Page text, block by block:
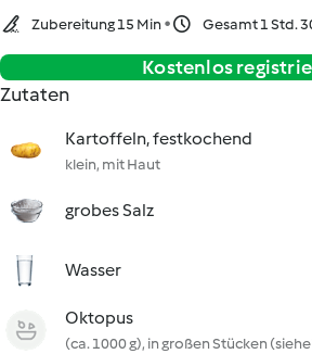
Zubereitung 15 Min Gesamt 1 Std.
Kostenlos
Zutaten
Kartoffeln, festkochend
klein, mit Haut
grobes Salz
Wasser
Oktopus
(ca. 1000 g), in großen Stücken